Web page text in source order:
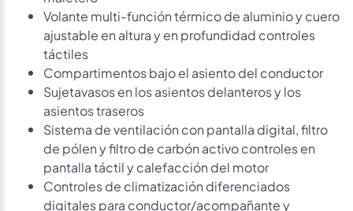
Volante multi-función térmico de aluminio y cuero
ajustable en altura y en profundidad controles
táctiles
Compartimentos bajo el asiento del conductor
Sujetavasos en los asientos delanteros y los
asientos traseros
Sistema de ventilación con pantalla digital, filtro
de pólen y filtro de carbón activo controles en
pantalla táctil y calefacción del motor
Controles de climatización diferenciados
digitales para conductor/acompañante y